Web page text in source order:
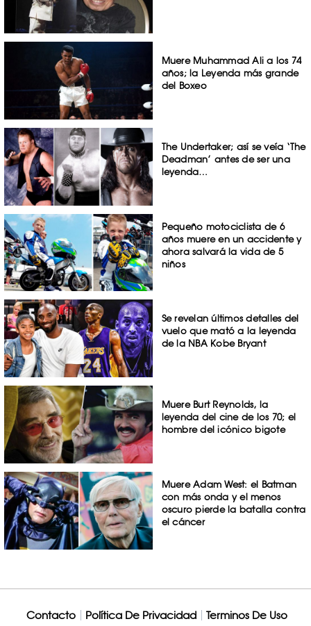
Muere Muhammad Ali a los 74
años; la Leyenda más grande
del Boxeo
The Undertaker; así se veía ‘The
Deadman’ antes de ser una
leyenda…
Pequeño motociclista de 6
años muere en un accidente y
ahora salvará la vida de 5
niños
Se revelan últimos detalles del
vuelo que mató a la leyenda
de la NBA Kobe Bryant
Muere Burt Reynolds, la
leyenda del cine de los 70; el
hombre del icónico bigote
Muere Adam West: el Batman
con más onda y el menos
oscuro pierde la batalla contra
el cáncer
Contacto Política De Privacidad Terminos De Uso